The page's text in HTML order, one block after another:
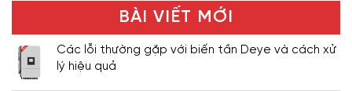
BÀI VIẾT MỚI
Các lỗi thường gặp với biến tần Deye và cách xử
lý hiệu quả